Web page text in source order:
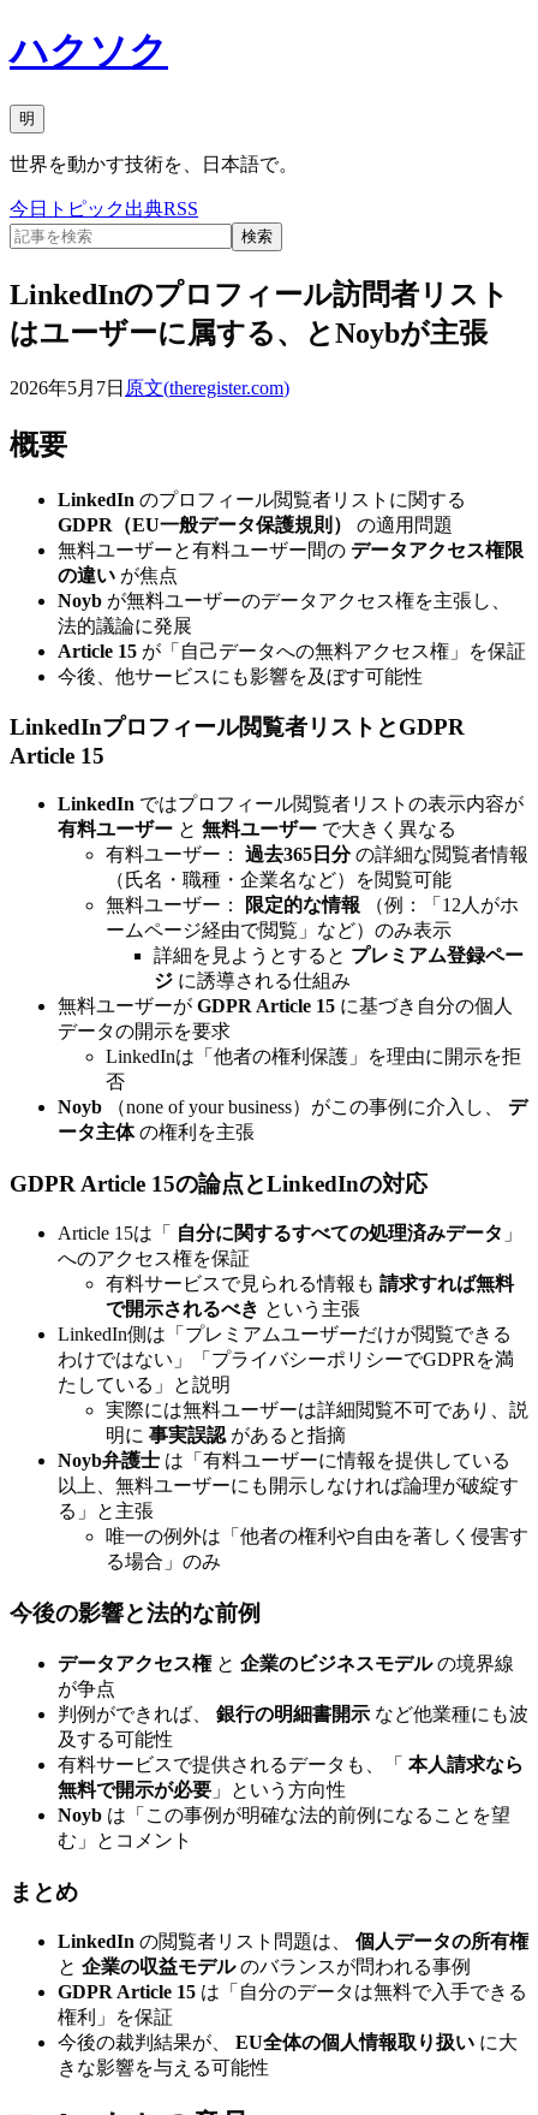
ハクソク
明
世界を動かす技術を、日本語で。
今日 トピック出典RSS
検索
LinkedInのプロフィール訪問者リスト
はユーザーに属する、とNoybが主張
2026年5月7日 原文(theregister.com)
概要
LinkedIn のプロフィール閲覧者リストに関する
GDPR（EU一般データ保護規則）
の適用問題
無料ユーザーと有料ユーザー間の データアクセス権限
の違い が焦点
Noyb が無料ユーザーのデータアクセス権を主張し、
法的議論に発展
Article 15 が「自己データへの無料アクセス権」を保証
今後、他サービスにも影響を及ぼす可能性
LinkedInプロフィール閲覧者リストとGDPR
Article 15
LinkedIn ではプロフィール閲覧者リストの表示内容が
有料ユーザー と 無料ユーザー で大きく異なる
有料ユーザー： 過去365日分の詳細な閲覧者情報
（氏名・職種・企業名など）を閲覧可能
無料ユーザー：
限定的な情報 （例：「12人がホ
ームページ経由で閲覧」など）のみ表示
詳細を見ようとすると プレミアム登録ペー
ジ に誘導される仕組み
無料ユーザーが GDPR Article 15 に基づき自分の個人
データの開示を要求
LinkedInは「他者の権利保護」を理由に開示を拒
否
Noyb （none of your business）がこの事例に介入し、 デ
ータ主体の権利を主張
GDPR Article 15の論点とLinkedInの対応
Article 15は「 自分に関するすべての処理済みデータ 」
へのアクセス権を保証
有料サービスで見られる情報も 請求すれば無料
で開示されるべき という主張
LinkedIn側は「プレミアムユーザーだけが閲覧できる
わけではない」「プライバシーポリシーでGDPRを満
たしている」と説明
実際には無料ユーザーは詳細閲覧不可であり、説
明に 事実誤認 があると指摘
Noyb弁護士 は「有料ユーザーに情報を提供している
以上、無料ユーザーにも開示しなければ論理が破綻す
る」と主張
唯一の例外は「他者の権利や自由を著しく侵害す
る場合」のみ
今後の影響と法的な前例
データアクセス権と 企業のビジネスモデルの境界線
が争点
判例ができれば、 銀行の明細書開示 など他業種にも波
及する可能性
有料サービスで提供されるデータも、「 本人請求なら
無料で開示が必要 」という方向性
Noyb は「この事例が明確な法的前例になることを望
む」とコメント
まとめ
LinkedIn の閲覧者リスト問題は、 個人データの所有権
と 企業の収益モデルのバランスが問われる事例
GDPR Article 15 は「自分のデータは無料で入手できる
権利」を保証
今後の裁判結果が、 EU全体の個人情報取り扱い に大
きな影響を与える可能性